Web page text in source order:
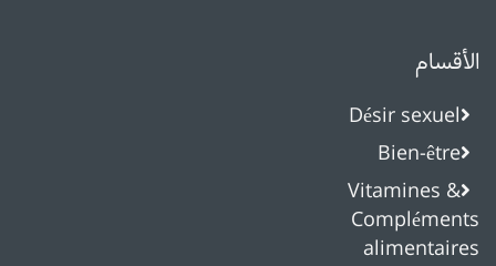
الأقسام
Désir sexuel
Bien-être
Vitamines &
Compléments
alimentaires